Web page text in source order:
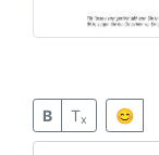
B Tx 😊